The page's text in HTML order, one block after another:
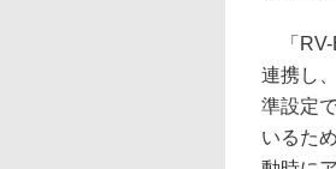
「RV-
連携し
準設定
いるた